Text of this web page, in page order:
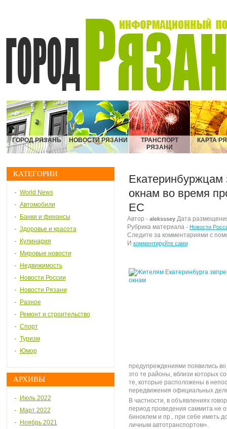
ГОРОД РЯЗАНЬ НОВОСТИ РЯЗАНИ
ТРАНСПОРТ
РЯЗАНИ
КАРТА
КАТЕГОРИИ
World News
Автомобили
Банки и финансы
Здоровье и красота
Кулинария
Мировые новости
Недвижимость
Новости России
Новости Рязани
Разное
Ремонт и строительство
Спорт
Туризм
Юмор
АРХИВЫ
Июль 2022
Март 2022
Ноябрь 2021
Екатеринбуржцам
окнам во время
ЕС
Автор - alekssseyДата
Рубрика материала - Новости
Следите за комментариями с
И комментируйте сами
предупреждениями появились
это те районы, вблизи которых
те, которые расположены в
передвижения официальных
В частности, в объявлениях
период проведения саммита не
биноклем и пр., при себе иметь
личным автотранспортом».